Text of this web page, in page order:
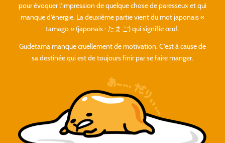
pour évoquer l’impression de quelque chose de paresseux et qui
manque d’énergie. La deuxième partie vient du mot japonais «
tamago » (japonais : たまご) qui signifie œuf.
Gudetama manque cruellement de motivation. C’est à cause de
sa destinée qui est de toujours finir par se faire manger.